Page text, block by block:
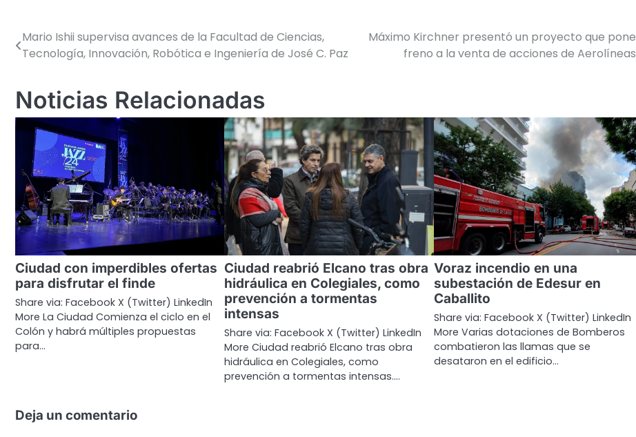
Navegación
entradas
Mario Ishii supervisa avances de la Facultad de Ciencias,
Tecnología, Innovación, Robótica e Ingeniería de José C. Paz
Máximo Kirchner presentó un proyecto que pone
freno a la venta de acciones de Aerolíneas
Noticias Relacionadas
Ciudad con imperdibles ofertas
para disfrutar el finde
Share via: Facebook X (Twitter) LinkedIn
More La Ciudad Comienza el ciclo en el
Colón y habrá múltiples propuestas
para…
Ciudad reabrió Elcano tras obra
hidráulica en Colegiales, como
prevención a tormentas
intensas
Share via: Facebook X (Twitter) LinkedIn
More Ciudad reabrió Elcano tras obra
hidráulica en Colegiales, como
prevención a tormentas intensas.…
Voraz incendio en una
subestación de Edesur en
Caballito
Share via: Facebook X (Twitter) LinkedIn
More Varias dotaciones de Bomberos
combatieron las llamas que se
desataron en el edificio…
Deja un comentario